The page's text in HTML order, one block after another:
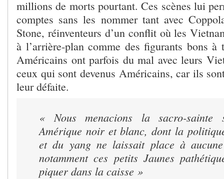
millions de morts pourtant. Ces scènes lui
comptes sans les nommer tant avec
Stone, réinventeurs d’un conflit où les
à l’arrière-plan comme des figurants bons
Américains ont parfois du mal avec leurs
ceux qui sont devenus Américains, car ils
leur défaite.
« Nous menacions la sacro-sainte
Amérique noir et blanc, dont la
et du yang ne laissait place à
notamment ces petits Jaunes
piquer dans la caisse »